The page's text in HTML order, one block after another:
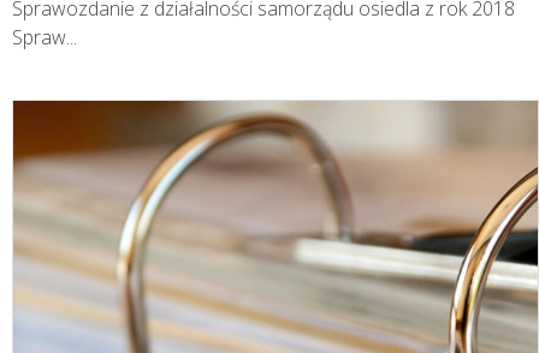
Sprawozdanie z działalności samorządu osiedla z rok 2018
Spraw...